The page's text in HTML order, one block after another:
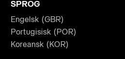
SPROG
Engelsk (GBR)
Portugisisk (POR)
Koreansk (KOR)